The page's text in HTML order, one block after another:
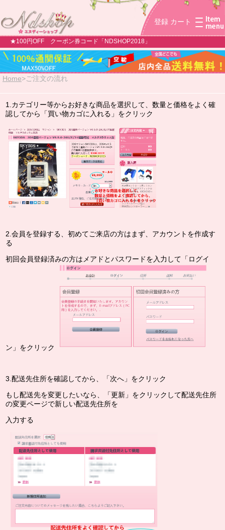
登録 カート
★100円OFF クーポン券コード「NDSHOP2018」
Home>ご注文の流れ
1.カテゴリー等からお好きな商品を選択して、数量と価格をよく確
認してから「買い物カゴに入れる」をクリック
2.会員を登録する、初めてご来店の方はまず、アカウントを作成す
る
初回会員登録済みの方はメアドとパスワードを入力して「ログイ
ン」をクリック
3.配送先住所を確認してから、「次へ」をクリック
もし配送先を変更したいなら、「更新」をクリックして配送先住所
の変更ページで新しい配送先住所を
入力する